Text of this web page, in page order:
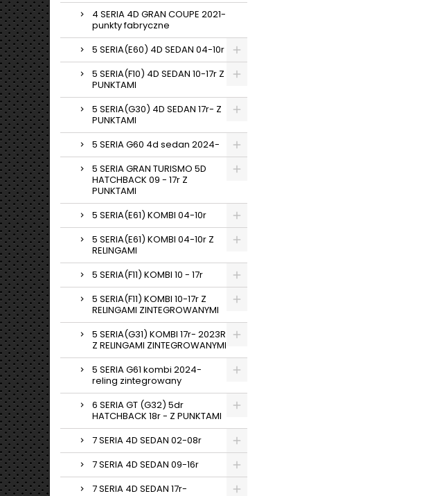
4 SERIA 4D GRAN COUPE 2021-
punkty fabryczne
5 SERIA(E60) 4D SEDAN 04-10r
5 SERIA(F10) 4D SEDAN 10-17r Z
PUNKTAMI
5 SERIA(G30) 4D SEDAN 17r- Z
PUNKTAMI
5 SERIA G60 4d sedan 2024-
5 SERIA GRAN TURISMO 5D
HATCHBACK 09 - 17r Z
PUNKTAMI
5 SERIA(E61) KOMBI 04-10r
5 SERIA(E61) KOMBI 04-10r Z
RELINGAMI
5 SERIA(F11) KOMBI 10 - 17r
5 SERIA(F11) KOMBI 10-17r Z
RELINGAMI ZINTEGROWANYMI
5 SERIA(G31) KOMBI 17r- 2023R
Z RELINGAMI ZINTEGROWANYMI
5 SERIA G61 kombi 2024-
reling zintegrowany
6 SERIA GT (G32) 5dr
HATCHBACK 18r - Z PUNKTAMI
7 SERIA 4D SEDAN 02-08r
7 SERIA 4D SEDAN 09-16r
7 SERIA 4D SEDAN 17r-